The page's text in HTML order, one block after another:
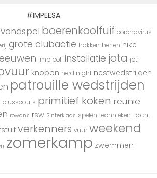
#IMPEESA
boerenkoolfuif coronavirus
grote clubactie hakken herten hike
impipoll installatie jota joti
knopen nerd night nestwedstrijden
patrouille wedstrijden
plusscouts primitief koken reunie
rowans rsw Sinterklaas spelen technieken tocht
verkenners vuur weekend
zomerkamp zwemmen